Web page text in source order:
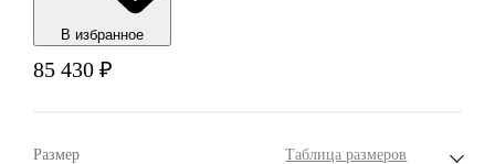
В избранноe
85 430 ₽
Размер Таблица размеров